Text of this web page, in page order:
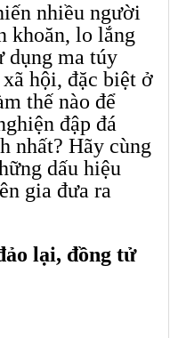
nhiều người
khoăn, lo lắng
dụng ma túy
hội, đặc biệt ở
thế nào để
đập đá
nhất? Hãy cùng
dấu hiệu
gia đưa ra
lại, đồng tử